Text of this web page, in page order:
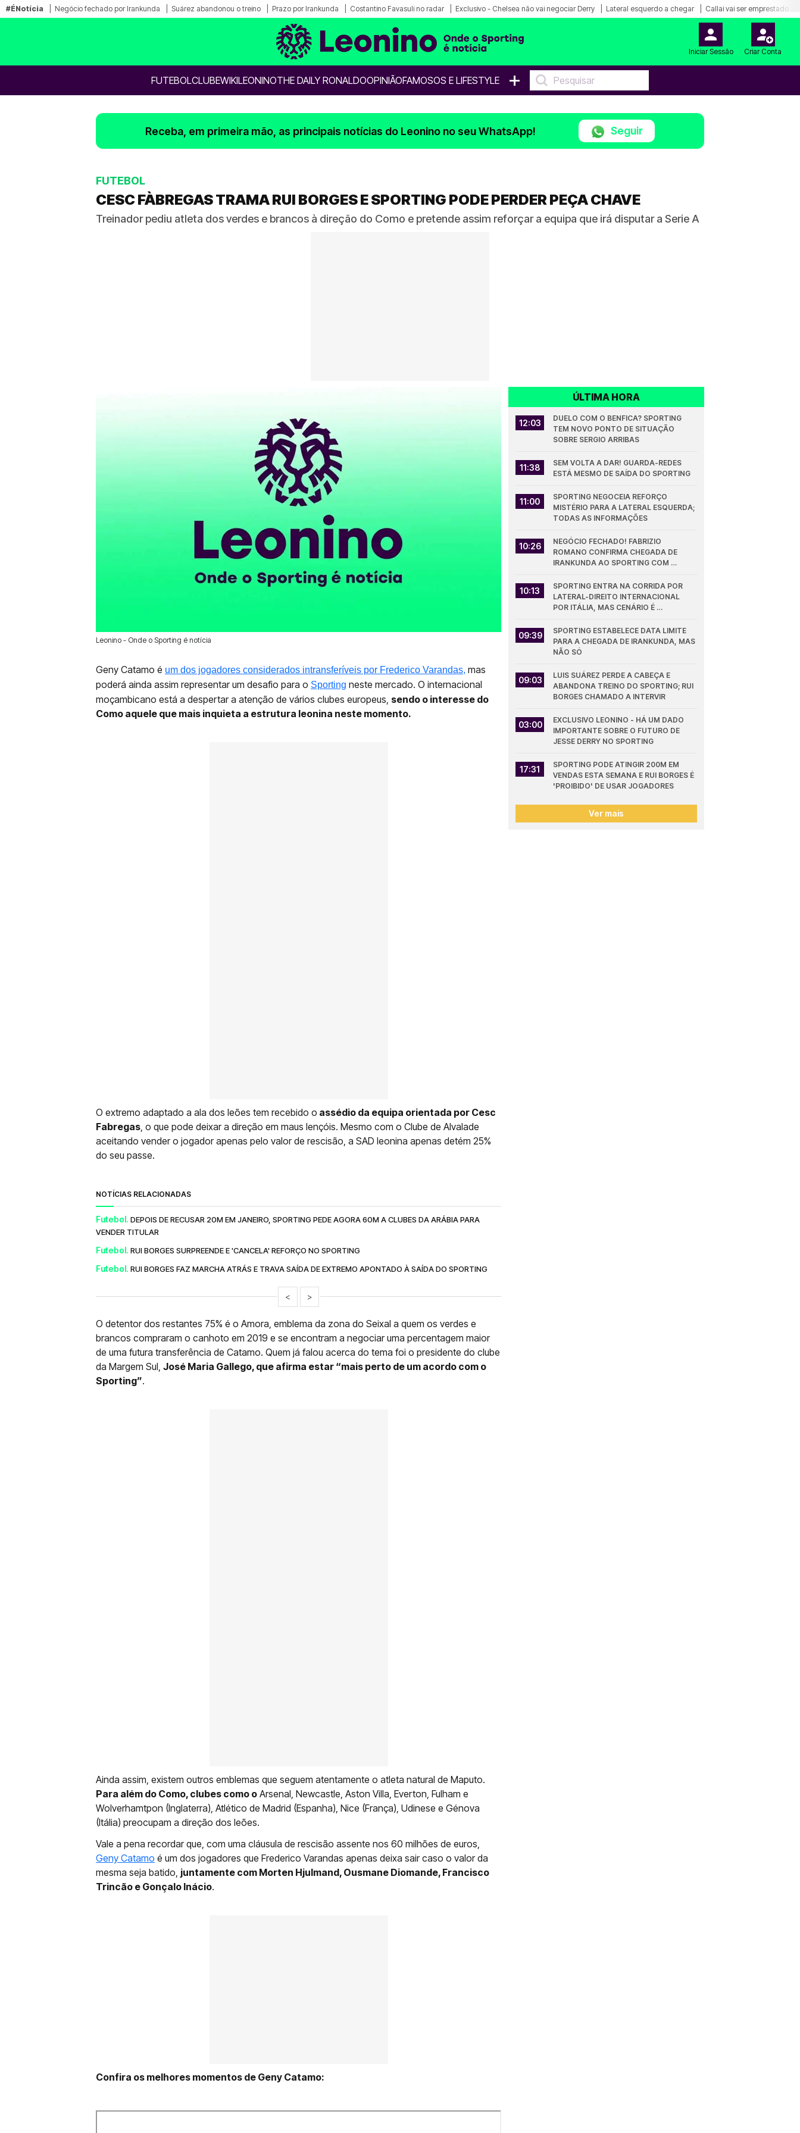
#ÉNotícia Negócio fechado por Irankunda Suárez abandonou o treino Prazo por Irankunda Costantino Favasuli no radar Exclusivo - Chelsea não vai negociar Derry Lateral esquerdo a chegar Callai vai ser emprestado
Iniciar Sessão Criar Conta
FUTEBOLCLUBEWIKILEONINOTHE DAILY RONALDOOPINIÃOFAMOSOS E LIFESTYLE +
Receba, em primeira mão, as principais notícias do Leonino no seu WhatsApp! Seguir
FUTEBOL
CESC FÀBREGAS TRAMA RUI BORGES E SPORTING PODE PERDER PEÇA CHAVE
Treinador pediu atleta dos verdes e brancos à direção do Como e pretende assim reforçar a equipa que irá disputar a Serie A
Leonino - Onde o Sporting é notícia
23 Jun 2025 | 15:49 | 0
Geny Catamo é um dos jogadores considerados intransferíveis por Frederico Varandas, mas
poderá ainda assim representar um desafio para o Sporting neste mercado. O internacional
moçambicano está a despertar a atenção de vários clubes europeus, sendo o interesse do
Como aquele que mais inquieta a estrutura leonina neste momento.
O extremo adaptado a ala dos leões tem recebido o assédio da equipa orientada por Cesc
Fabregas , o que pode deixar a direção em maus lençóis. Mesmo com o Clube de Alvalade
aceitando vender o jogador apenas pelo valor de rescisão, a SAD leonina apenas detém 25%
do seu passe.
NOTÍCIAS RELACIONADAS
Futebol. DEPOIS DE RECUSAR 20M EM JANEIRO, SPORTING PEDE AGORA 60M A CLUBES DA ARÁBIA PARA
VENDER TITULAR
Futebol. RUI BORGES SURPREENDE E 'CANCELA' REFORÇO NO SPORTING
Futebol. RUI BORGES FAZ MARCHA ATRÁS E TRAVA SAÍDA DE EXTREMO APONTADO À SAÍDA DO SPORTING
< >
O detentor dos restantes 75% é o Amora, emblema da zona do Seixal a quem os verdes e
brancos compraram o canhoto em 2019 e se encontram a negociar uma percentagem maior
de uma futura transferência de Catamo. Quem já falou acerca do tema foi o presidente do clube
da Margem Sul, José Maria Gallego, que afirma estar “mais perto de um acordo com o
Sporting”.
Ainda assim, existem outros emblemas que seguem atentamente o atleta natural de Maputo.
Para além do Como, clubes como o Arsenal, Newcastle, Aston Villa, Everton, Fulham e
Wolverhamtpon (Inglaterra), Atlético de Madrid (Espanha), Nice (França), Udinese e Génova
(Itália) preocupam a direção dos leões.
Vale a pena recordar que, com uma cláusula de rescisão assente nos 60 milhões de euros,
Geny Catamo é um dos jogadores que Frederico Varandas apenas deixa sair caso o valor da
mesma seja batido, juntamente com Morten Hjulmand, Ousmane Diomande, Francisco
Trincão e Gonçalo Inácio.
Confira os melhores momentos de Geny Catamo:
ÚLTIMA HORA
12:03
DUELO COM O BENFICA? SPORTING
TEM NOVO PONTO DE SITUAÇÃO
SOBRE SERGIO ARRIBAS
11:38
SEM VOLTA A DAR! GUARDA-REDES
ESTÁ MESMO DE SAÍDA DO SPORTING
11:00
SPORTING NEGOCEIA REFORÇO
MISTÉRIO PARA A LATERAL ESQUERDA;
TODAS AS INFORMAÇÕES
10:26
NEGÓCIO FECHADO! FABRIZIO
ROMANO CONFIRMA CHEGADA DE
IRANKUNDA AO SPORTING COM
10:13
SPORTING ENTRA NA CORRIDA POR
LATERAL-DIREITO INTERNACIONAL
POR ITÁLIA, MAS CENÁRIO É
09:39
SPORTING ESTABELECE DATA LIMITE
PARA A CHEGADA DE IRANKUNDA, MAS
NÃO SÓ
09:03
LUIS SUÁREZ PERDE A CABEÇA E
ABANDONA TREINO DO SPORTING; RUI
BORGES CHAMADO A INTERVIR
03:00
EXCLUSIVO LEONINO - HÁ UM DADO
IMPORTANTE SOBRE O FUTURO DE
JESSE DERRY NO SPORTING
17:31
SPORTING PODE ATINGIR 200M EM
VENDAS ESTA SEMANA E RUI BORGES É
'PROIBIDO' DE USAR JOGADORES
Ver mais